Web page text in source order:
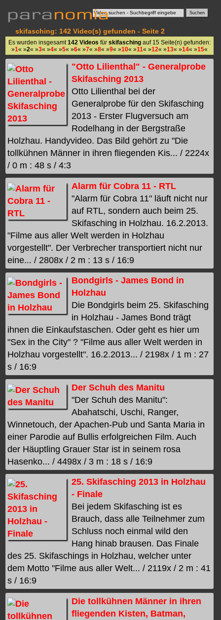
skifasching: 142 Video(s) gefunden - Seite 2
Es wurden insgesamt 142 Videos für skifaschingauf 15 Seite(n) gefunden:
»1« »2« »3« »4« »5« »6« »7« »8« »9« »10« »11« »12« »13« »14« »15«
"Otto Lilienthal" - Generalprobe
Skifasching 2013
Otto Lilienthal bei der
Generalprobe für den Skifasching
2013 - Erster Flugversuch am
Rodelhang in der Bergstraße
Holzhau. Handyvideo. Das Bild gehört zu "Die
tollkühnen Männer in ihren fliegenden Kis... / 2224x
/ 0 m : 48 s / 4:3
Alarm für Cobra 11 - RTL
"Alarm für Cobra 11" läuft nicht nur
auf RTL, sondern auch beim 25.
Skifasching in Holzhau. 16.2.2013.
"Filme aus aller Welt werden in Holzhau
vorgestellt". Der Verbrecher transportiert nicht nur
eine... / 2808x / 2 m : 13 s / 16:9
Bondgirls - James Bond in
Holzhau
Die Bondgirls beim 25. Skifasching
in Holzhau - James Bond trägt
ihnen die Einkaufstaschen. Oder geht es hier um
"Sex in the City" ? "Filme aus aller Welt werden in
Holzhau vorgestellt". 16.2.2013... / 2198x / 1 m : 27
s / 16:9
Der Schuh des Manitu
"Der Schuh des Manitu":
Abahatschi, Uschi, Ranger,
Winnetouch, der Apachen-Pub und Santa Maria in
einer Parodie auf Bullis erfolgreichen Film. Auch
der Häuptling Grauer Star ist in seinem rosa
Hasenko... / 4498x / 3 m : 18 s / 16:9
25. Skifasching 2013 in Holzhau
- Finale
Bei jedem Skifasching ist es
Brauch, dass alle Teilnehmer zum
Schluss noch einmal wild den
Hang hinab brausen. Das Finale
des 25. Skifaschings in Holzhau, welcher unter
dem Motto "Filme aus aller Welt... / 2119x / 2 m : 41
s / 16:9
Die tollkühnen Männer in ihren
fliegenden Kisten, Batman,